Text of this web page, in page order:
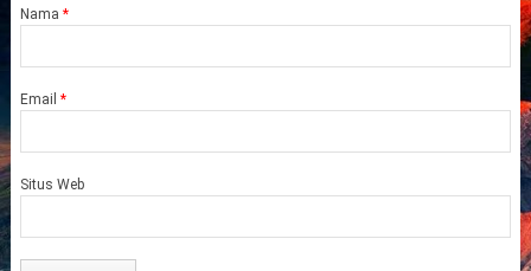
Nama *
Email *
Situs Web